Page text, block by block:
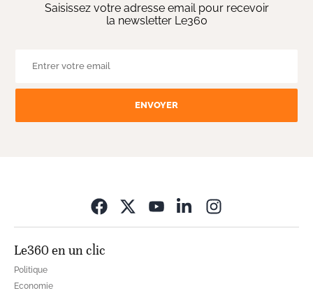
Saisissez votre adresse email pour recevoir
la newsletter Le360
ENVOYER
Le360 en un clic
Politique
Economie